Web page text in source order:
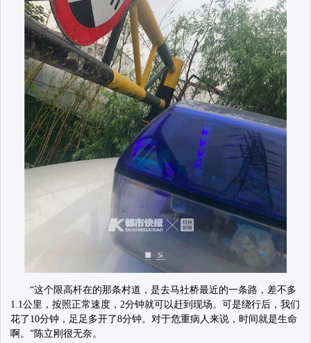
“这个限高杆在的那条村道，是去马社桥最近的一条路，差不多
1.1公里，按照正常速度，2分钟就可以赶到现场。可是绕行后，我们
花了10分钟，足足多开了8分钟。对于危重病人来说，时间就是生命
啊。”陈立刚很无奈。